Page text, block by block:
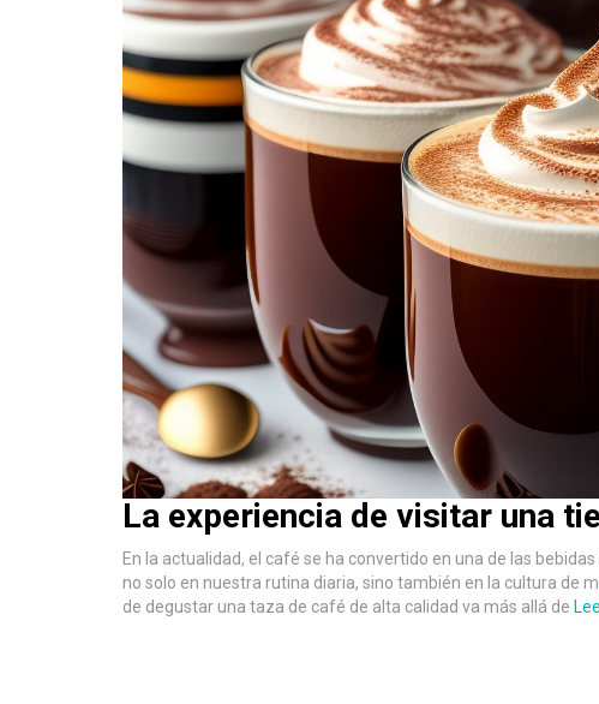
La experiencia de visitar una
En la actualidad, el café se ha convertido en una de las
no solo en nuestra rutina diaria, sino también en la cultura de
de degustar una taza de café de alta calidad va más allá de